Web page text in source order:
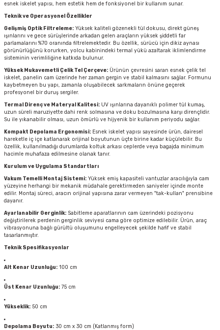
esnek iskelet yapısı, hem estetik hem de fonksiyonel bir kullanım sunar.
Teknik ve Operasyonel Özellikler
Gelişmiş Optik Filtreleme: Yüksek kaliteli gözenekli tül dokusu, direkt güneş
ışınlarını ve gece sürüşlerinde arkadan gelen araçların yüksek şiddetli far
parlamalarını %70 oranında filtrelemektedir. Bu özellik, sürücü için dikiz aynası
görünürlüğünü korurken, yolcu kabinindeki termal yükü azaltarak iklimlendirme
sisteminin verimliliğine katkıda bulunur.
Yüksek Mukavemetli Çelik Tel Çerçeve: Ürünün çevresini saran esnek çelik tel
iskelet, panelin cam üzerinde her zaman gergin ve stabil kalmasını sağlar. Formunu
kaybetmeyen bu yapı, zamanla oluşabilecek sarkmaların önüne geçerek
profesyonel bir duruş sergiler.
Termal Direnç ve Materyal Kalitesi: UV ışınlarına dayanıklı polimer tül kumaş,
uzun süreli maruziyette dahi renk solmasına ve doku bozulmasına karşı dirençlidir.
Su ile yıkanabilir olması, uzun ömürlü ve hijyenik bir kullanım periyodu sağlar.
Kompakt Depolama Ergonomisi: Esnek iskelet yapısı sayesinde ürün, dairesel
hareketle iç içe katlanarak orijinal boyutunun üçte birine kadar küçülebilir. Bu
özellik, kullanılmadığı durumlarda koltuk arkası ceplerde veya bagajda minimum
hacimle muhafaza edilmesine olanak tanır.
Kurulum ve Uygulama Standartları
Vakum Temelli Montaj Sistemi: Yüksek emiş kapasiteli vantuzlar aracılığıyla cam
yüzeyine herhangi bir mekanik müdahale gerektirmeden saniyeler içinde monte
edilir. Montaj süreci, aracın orijinal yapısına zarar vermeyen "tak-kullan" prensibine
dayanır.
Ayarlanabilir Gerginlik: Sabitleme aparatlarının cam üzerindeki pozisyonu
değiştirilerek perdenin gerginlik seviyesi cama göre optimize edilebilir. Ürün, araç
vibrasyonuna bağlı gürültü oluşumunu engelleyecek şekilde hafif ve stabil
tasarlanmıştır.
Teknik Spesifikasyonlar
Alt Kenar Uzunluğu: 100 cm
Üst Kenar Uzunluğu: 75 cm
Yükseklik: 50 cm
Depolama Boyutu: 30 cm x 30 cm (Katlanmış form)